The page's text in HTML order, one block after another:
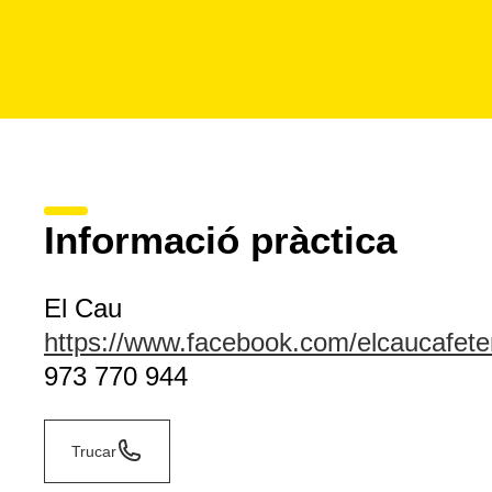
Informació pràctica
El Cau
https://www.facebook.com/
973 770 944
Trucar